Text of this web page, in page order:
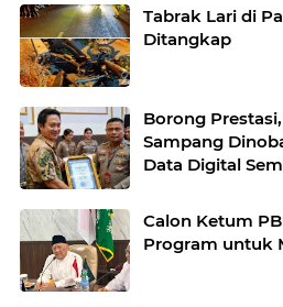
Tabrak Lari di
Ditangkap
Borong
Sampang
Data Digital
Calon Ketum
Program untuk